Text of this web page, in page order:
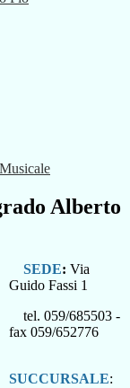
Alberto
SEDE: Via
Guido Fassi 1
tel. 059/685503 -
fax 059/652776
SUCCURSALE: